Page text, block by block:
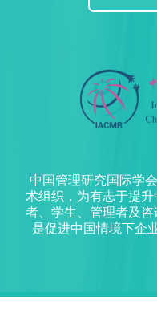
中国管理研究国际学
术组织，为有志于提
者、学生、管理者及
是促进中国情境下企